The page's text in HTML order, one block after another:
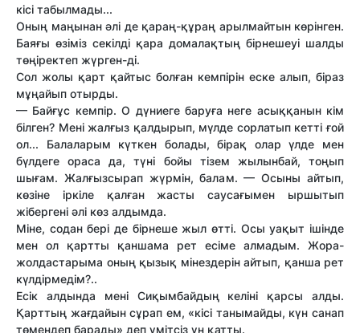
кісі табылмады...
Оның маңынан әлі де қараң-құраң арылмайтын көрінген.
Баяғы өзіміз секілді қара домалақтың бірнешеуі шалды
төңіректеп жүрген-ді.
Сол жолы қарт қайтыс болған кемпірін еске алып, біраз
мұңайып отырды.
— Байғұс кемпір. О дүниеге баруға неге асыққанын кім
білген? Мені жалғыз қалдырып, мүлде сорлатып кетті ғой
ол... Балаларым күткен болады, бірақ олар үлде мен
бүлдеге ораса да, түні бойы тізем жылынбай, тоңып
шығам. Жалғызсырап жүрмін, балам. — Осыны айтып,
көзіне іркіле қалған жасты саусағымен ыршытып
жібергені әлі көз алдымда.
Міне, содан бері де бірнеше жыл өтті. Осы уақыт ішінде
мен ол қартты қаншама рет есіме алмадым. Жора-
жолдастарыма оның қызық мінездерін айтып, қанша рет
күлдірмедім?..
Есік алдында мені Сиқымбайдың келіні қарсы алды.
Қарттың жағдайын сұрап ем, «кісі танымайды, күн санап
төмендеп барады» деп үмітсіз үн қатты.